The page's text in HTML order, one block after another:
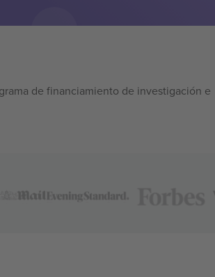
de financiamiento de investigación e